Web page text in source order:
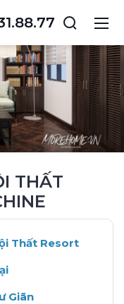
THẤT
Thất Resort
Giãn